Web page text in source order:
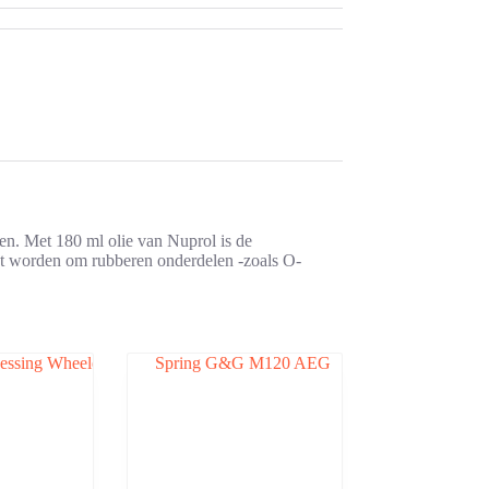
Met 180 ml olie van Nuprol is de
worden om rubberen onderdelen -zoals O-